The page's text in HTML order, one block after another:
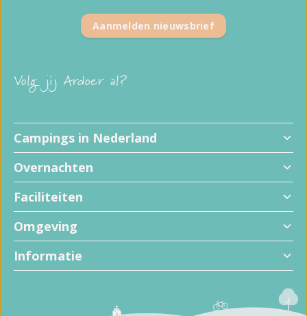
Volg jij Ardoer al?
Campings in Nederland
Overnachten
Faciliteiten
Omgeving
Informatie
Aanmelden nieuwsbrief